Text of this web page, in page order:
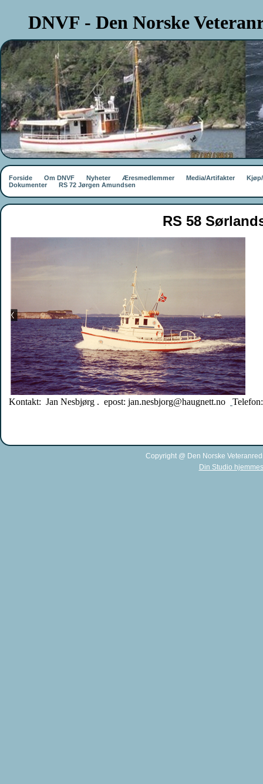
DNVF - Den Norske
Forside Om DNVF Nyheter Æresmedlemmer Media/Artifakter
Dokumenter
RS 72 Jørgen Amundsen
RS 58
Kontakt: Jan Nesbjørg . epost: jan.nesbjorg@haugnett.no
Copyright @ Den Norske
Din Studio